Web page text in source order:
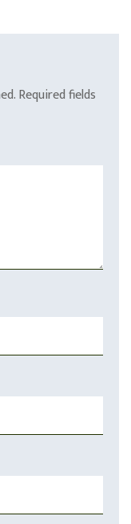
Required fields